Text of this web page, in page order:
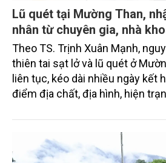
Lũ quét tại Mường Than,
nhân từ chuyên gia, nhà
Theo TS. Trịnh Xuân Mạnh,
thiên tai sạt lở và lũ quét ở
liên tục, kéo dài nhiều ngày kết
điểm địa chất, địa hình, hiện
nước tích đọng dần trong các
(hang động, hốc đá, hố nước…).